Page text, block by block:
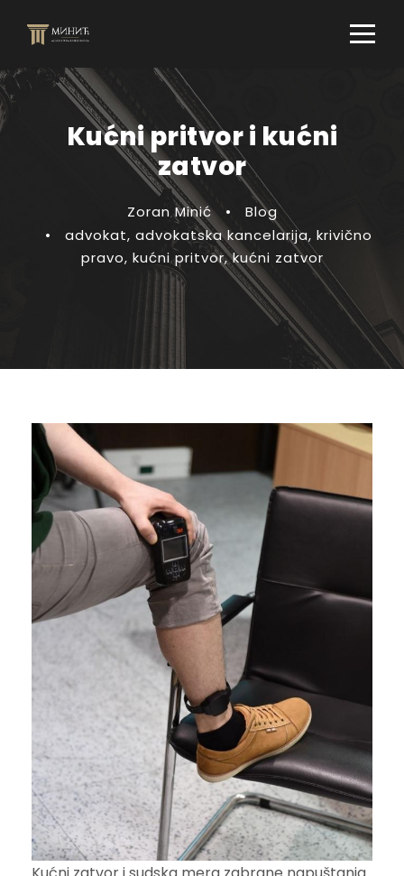
Kućni pritvor i kućni
zatvor
Zoran Minić •
Blog
•
advokat, advokatska kancelarija, krivično
pravo, kućni pritvor, kućni zatvor